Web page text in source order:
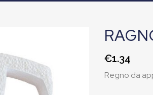
€1.34
Regno da